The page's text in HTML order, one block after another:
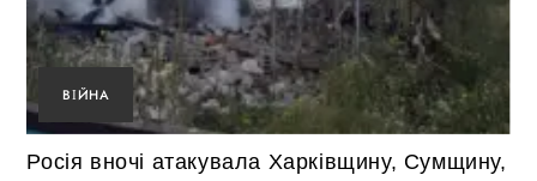
ВІЙНА
Росія вночі атакувала Харківщину, Сумщину,